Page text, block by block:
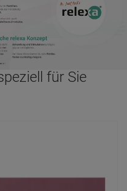
für Sie